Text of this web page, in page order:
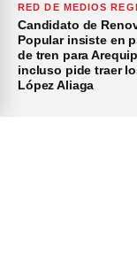
RED DE MEDIOS
Candidato de
Popular insiste en
de tren para
incluso pide traer
López Aliaga